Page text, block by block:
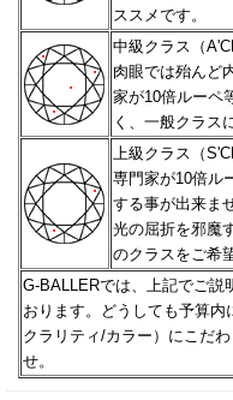
ススメです。
中級クラス（
肉眼では殆んど
家が10倍ルーペ
く、一般クラス
上級クラス（
専門家が10倍ル
する事が出来ま
光の屈折を邪魔
のクラスをご希
G-BALLERでは、上記でご説
おります。どうしても予算内
クラリティ/カラー）にこだ
せ。